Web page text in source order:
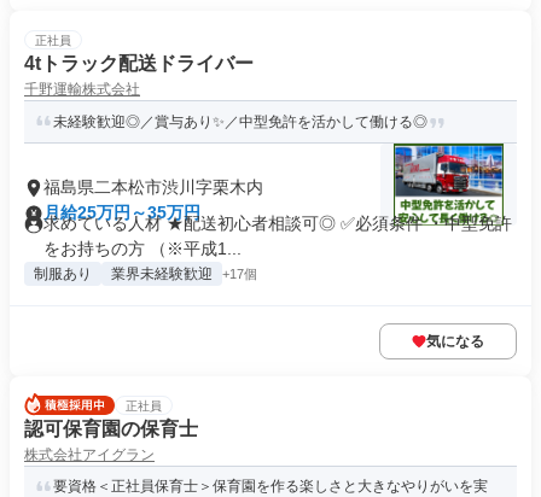
正社員
4tトラック配送ドライバー
千野運輸株式会社
未経験歓迎◎／賞与あり✨／中型免許を活かして働ける◎
福島県二本松市渋川字栗木内
月給25万円～35万円
求めている人材 ★配送初心者相談可◎ ✅必須条件 ・中型免許
をお持ちの方 （※平成1...
制服あり 業界未経験歓迎 +17個
気になる
正社員
認可保育園の保育士
株式会社アイグラン
要資格＜正社員保育士＞保育園を作る楽しさと大きなやりがいを実